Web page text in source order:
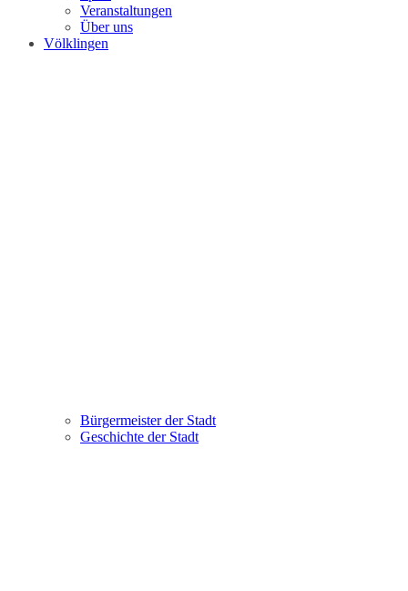
Veranstaltungen
Über uns
Völklingen
Bürgermeister der Stadt
Geschichte der Stadt